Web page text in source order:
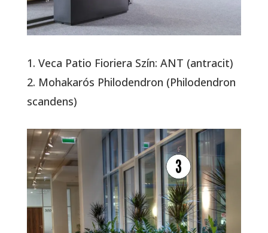
1. Veca Patio Fioriera Szín: ANT (antracit)
2. Mohakarós Philodendron (Philodendron
scandens)